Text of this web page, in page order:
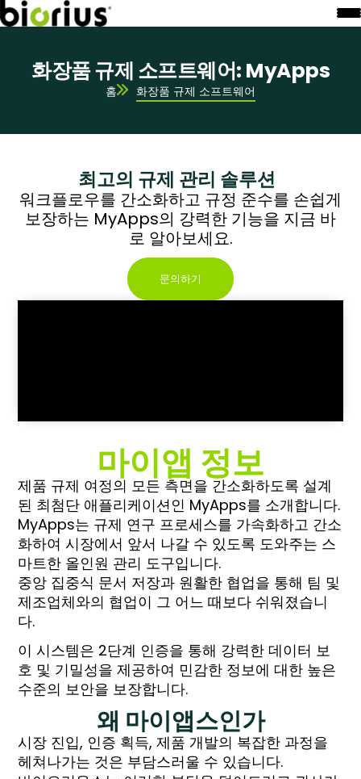
화장품 규제 소프트웨어: MyApps
홈 화장품 규제 소프트웨어
최고의 규제 관리 솔루션
워크플로우를 간소화하고 규정 준수를 손쉽게
보장하는 MyApps의 강력한 기능을 지금 바
로 알아보세요.
문의하기
마이앱 정보
제품 규제 여정의 모든 측면을 간소화하도록 설계
된 최첨단 애플리케이션인 MyApps를 소개합니다.
MyApps는 규제 연구 프로세스를 가속화하고 간소
화하여 시장에서 앞서 나갈 수 있도록 도와주는 스
마트한 올인원 관리 도구입니다.
중앙 집중식 문서 저장과 원활한 협업을 통해 팀 및
제조업체와의 협업이 그 어느 때보다 쉬워졌습니
다.
이 시스템은 2단계 인증을 통해 강력한 데이터 보
호 및 기밀성을 제공하여 민감한 정보에 대한 높은
수준의 보안을 보장합니다.
왜 마이앱스인가
시장 진입, 인증 획득, 제품 개발의 복잡한 과정을
헤쳐나가는 것은 부담스러울 수 있습니다.